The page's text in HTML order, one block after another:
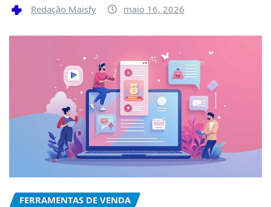
Redação Maisfy maio 16, 2026
FERRAMENTAS DE VENDA